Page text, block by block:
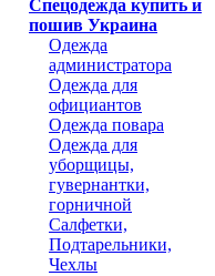
Спецодежда купить и
пошив Украина
Одежда
администратора
Одежда для
официантов
Одежда повара
Одежда для
уборщицы,
гувернантки,
горничной
Салфетки,
Подтарельники,
Чехлы